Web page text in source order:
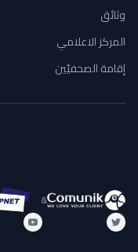
وثائق
المركز الاعلامي
إقامة الصحفيّين
&